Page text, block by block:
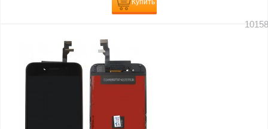
Купить